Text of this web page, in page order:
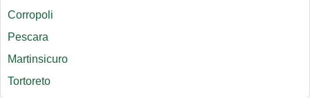
Corropoli
Pescara
Martinsicuro
Tortoreto